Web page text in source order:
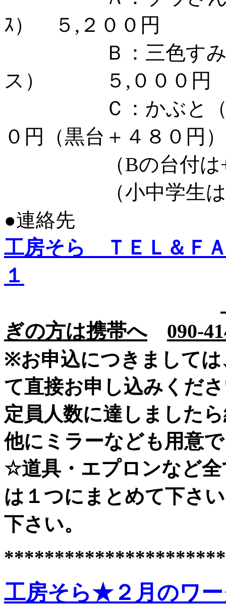
ｽ） ５,２００円
Ｂ：三色すみれ
ス） ５,０００円
Ｃ：かぶと（ス
０円（黒台＋４８０円）
（Bの台付は+
（小中学生は
●連絡先
工房そら ＴＥＬ＆Ｆ
１
ぎの方は携帯へ 090-
※お申込につきまして
て直接お申し込みくだ
定員人数に達しました
他にミラーなども用意
☆道具・エプロンなど
は１つにまとめて下さ
下さい。
工房そら★２月のワ